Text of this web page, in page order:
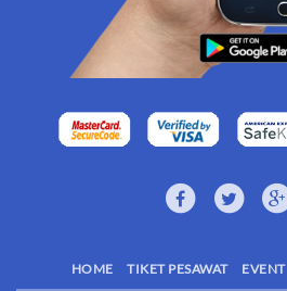
HOME TIKET PESAWAT EVENT